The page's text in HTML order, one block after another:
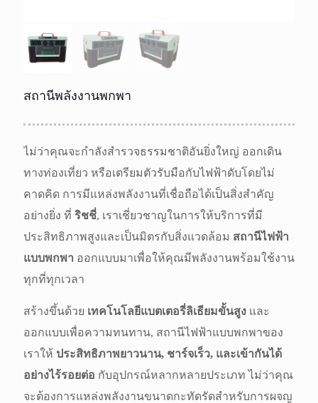
สถานีพลังงานพกพา
ไม่ว่าคุณจะกำลังสำรวจธรรมชาติอันยิ่งใหญ่ ออกเดิน
ทางท่องเที่ยว หรือเตรียมตัวรับมือกับไฟฟ้าดับโดยไม่
คาดคิด การมีแหล่งพลังงานที่เชื่อถือได้เป็นสิ่งสำคัญ
อย่างยิ่ง ที่ ริชชี่, เราเชี่ยวชาญในการให้บริการที่มี
ประสิทธิภาพสูงและเป็นมิตรกับสิ่งแวดล้อม สถานีไฟฟ้า
แบบพกพา ออกแบบมาเพื่อให้คุณมีพลังงานพร้อมใช้งาน
ทุกที่ทุกเวลา
สร้างขึ้นด้วย เทคโนโลยีแบตเตอรี่ลิเธียมขั้นสูง และ
ออกแบบเพื่อความทนทาน, สถานีไฟฟ้าแบบพกพาของ
เราให้ ประสิทธิภาพยาวนาน, ชาร์จเร็ว, และเข้ากันได้
อย่างไร้รอยต่อ กับอุปกรณ์หลากหลายประเภท ไม่ว่าคุณ
จะต้องการแหล่งพลังงานขนาดกะทัดรัดสำหรับการผจญ